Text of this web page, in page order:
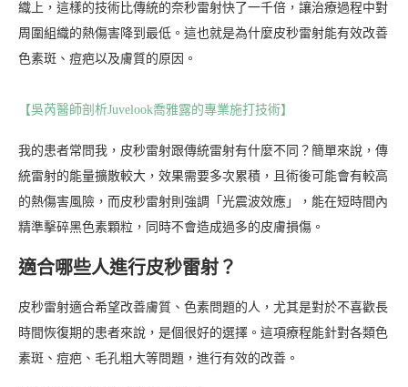
織上，這樣的技術比傳統的奈秒雷射快了一千倍，讓治療過程中對
周圍組織的熱傷害降到最低。這也就是為什麼皮秒雷射能有效改善
色素斑、痘疤以及膚質的原因。
【吳芮醫師剖析Juvelook喬雅露的專業施打技術】
我的患者常問我，皮秒雷射跟傳統雷射有什麼不同？簡單來說，傳
統雷射的能量擴散較大，效果需要多次累積，且術後可能會有較高
的熱傷害風險，而皮秒雷射則強調「光震波效應」，能在短時間內
精準擊碎黑色素顆粒，同時不會造成過多的皮膚損傷。
適合哪些人進行皮秒雷射？
皮秒雷射適合希望改善膚質、色素問題的人，尤其是對於不喜歡長
時間恢復期的患者來說，是個很好的選擇。這項療程能針對各類色
素斑、痘疤、毛孔粗大等問題，進行有效的改善。